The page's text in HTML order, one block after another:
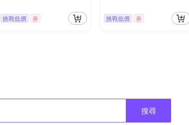
挑戰低價 券 挑戰低價 券
搜尋